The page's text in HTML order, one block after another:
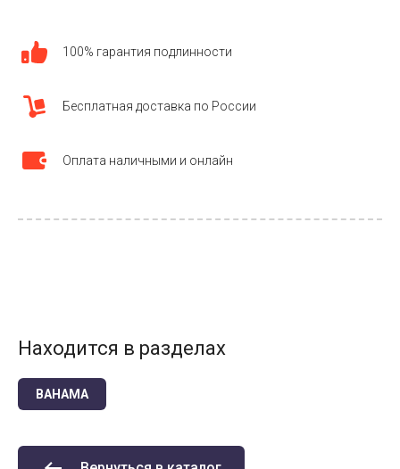
100% гарантия подлинности
Бесплатная доставка по России
Оплата наличными и онлайн
Находится в разделах
BAHAMA